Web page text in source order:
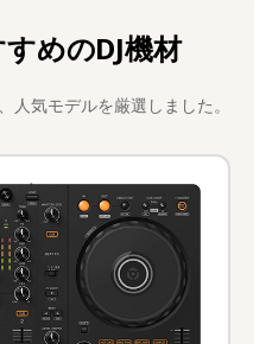
めのDJ機材
人気モデルを厳選しました。